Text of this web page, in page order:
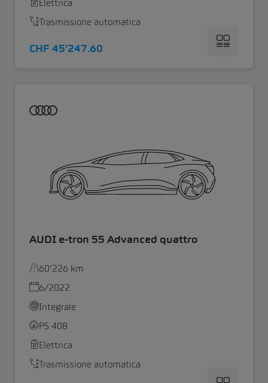
Elettrica
Trasmissione automatica
CHF 45’247.60
AUDI e-tron 55 Advanced quattro
60’226 km
6/2022
Integrale
PS 408
Elettrica
Trasmissione automatica